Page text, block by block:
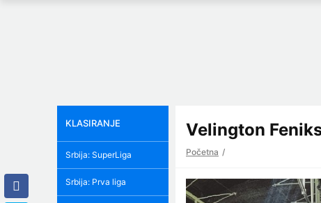
Velington
Početna
KLASIRANJE
Srbija: SuperLiga
Srbija: Prva liga